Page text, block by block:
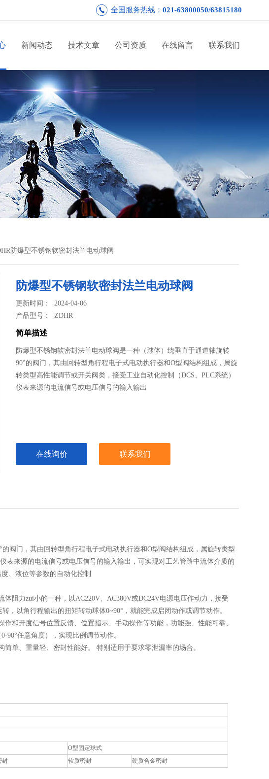
全国服务热线： 021-63800050/63815180
新闻动态 技术文章 公司资质 在线留言 联系我们
防爆型不锈钢软密封法兰电动球阀
防爆型不锈钢软密封法兰电动球阀
更新时间： 2024-04-06
产品型号：ZDHR
简单描述
防爆型不锈钢软密封法兰电动球阀是一种（球体）绕垂直于通道轴旋转
90°的阀门，其由回转型角行程电子式电动执行器和O型阀结构组成，属旋
转类型高性能调节或开关阀类，接受工业自动化控制（DCS、PLC系统）
仪表来源的电流信号或电压信号的输入输出
在线询价 联系我们
阀门，其由回转型角行程电子式电动执行器和O型阀结构组成，属旋转类型
表来源的电流信号或电压信号的输入输出，可实现对工艺管路中流体介质的
、液位等参数的自动化控制
体阻力zui小的一种，以AC220V、AC380V或DC24V电源电压作动力，接受
，以角行程输出的扭矩转动球体0~90°，就能完成启闭动作或调节动作。
和开度信号位置反馈、位置指示、手动操作等功能，功能强、性能可靠、
90°任意角度），实现比例调节动作。
单、重量轻、密封性能好。 特别适用于要求零泄漏率的场合。
O型固定球式
封 软质密封 硬质合金密封